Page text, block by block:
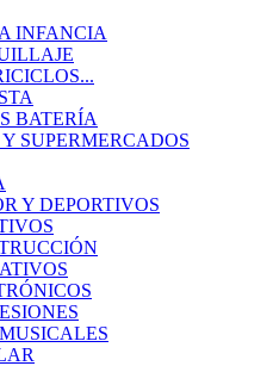
INFANCIA
BATERÍA
SUPERMERCADOS
Y DEPORTIVOS